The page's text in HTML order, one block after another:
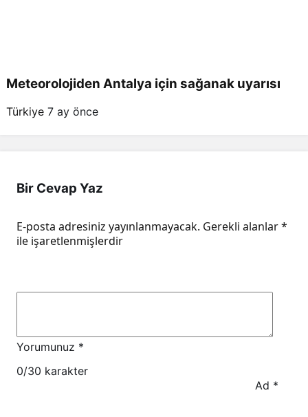
Meteorolojiden Antalya için sağanak uyarısı
Türkiye 7 ay önce
Bir Cevap Yaz
E-posta adresiniz yayınlanmayacak. Gerekli alanlar*
ile işaretlenmişlerdir
Yorumunuz *
0/30 karakter
Ad *